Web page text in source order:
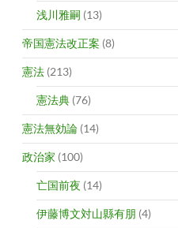
浅川雅嗣 (13)
帝国憲法改正案 (8)
憲法 (213)
憲法典 (76)
憲法無効論 (14)
政治家 (100)
亡国前夜 (14)
伊藤博文対山縣有朋 (4)